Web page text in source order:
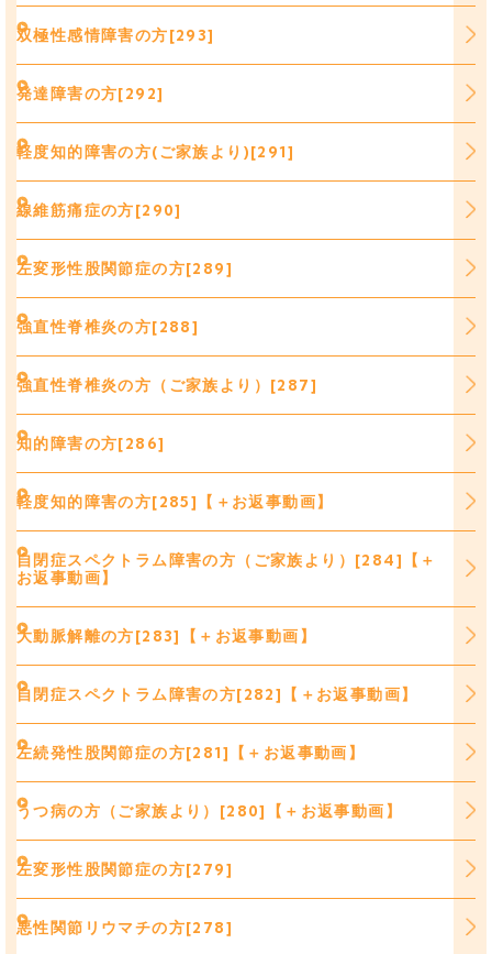
双極性感情障害の方[293]
発達障害の方[292]
軽度知的障害の方(ご家族より)[291]
線維筋痛症の方[290]
左変形性股関節症の方[289]
強直性脊椎炎の方[288]
強直性脊椎炎の方（ご家族より）[287]
知的障害の方[286]
軽度知的障害の方[285]【＋お返事動画】
自閉症スペクトラム障害の方（ご家族より）[284]【＋
お返事動画】
大動脈解離の方[283]【＋お返事動画】
自閉症スペクトラム障害の方[282]【＋お返事動画】
左続発性股関節症の方[281]【＋お返事動画】
うつ病の方（ご家族より）[280]【＋お返事動画】
左変形性股関節症の方[279]
悪性関節リウマチの方[278]